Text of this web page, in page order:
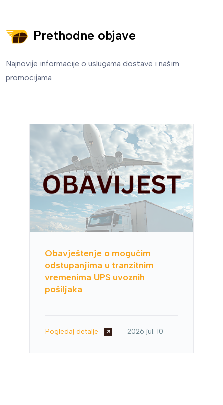
Prethodne objave
Najnovije informacije o uslugama dostave i našim
promocijama
Obavještenje o mogućim
odstupanjima u tranzitnim
vremenima UPS uvoznih
pošiljaka
Pogledaj detalje 2026 jul. 10